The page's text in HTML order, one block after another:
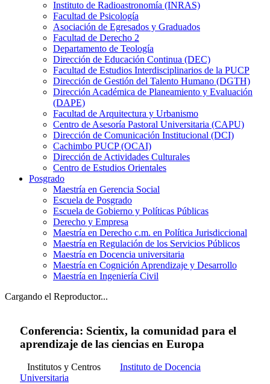
Instituto de Radioastronomía (INRAS)
Facultad de Psicología
Asociación de Egresados y Graduados
Facultad de Derecho 2
Departamento de Teología
Dirección de Educación Continua (DEC)
Facultad de Estudios Interdisciplinarios de la PUCP
Dirección de Gestión del Talento Humano (DGTH)
Dirección Académica de Planeamiento y Evaluación
(DAPE)
Facultad de Arquitectura y Urbanismo
Centro de Asesoría Pastoral Universitaria (CAPU)
Dirección de Comunicación Institucional (DCI)
Cachimbo PUCP (OCAI)
Dirección de Actividades Culturales
Centro de Estudios Orientales
Posgrado
Maestría en Gerencia Social
Escuela de Posgrado
Escuela de Gobierno y Políticas Públicas
Derecho y Empresa
Maestría en Derecho c.m. en Política Jurisdiccional
Maestría en Regulación de los Servicios Públicos
Maestría en Docencia universitaria
Maestría en Cognición Aprendizaje y Desarrollo
Maestría en Ingeniería Civil
Cargando el Reproductor...
Conferencia: Scientix, la comunidad para el
aprendizaje de las ciencias en Europa
Institutos y Centros
Instituto de Docencia
Universitaria